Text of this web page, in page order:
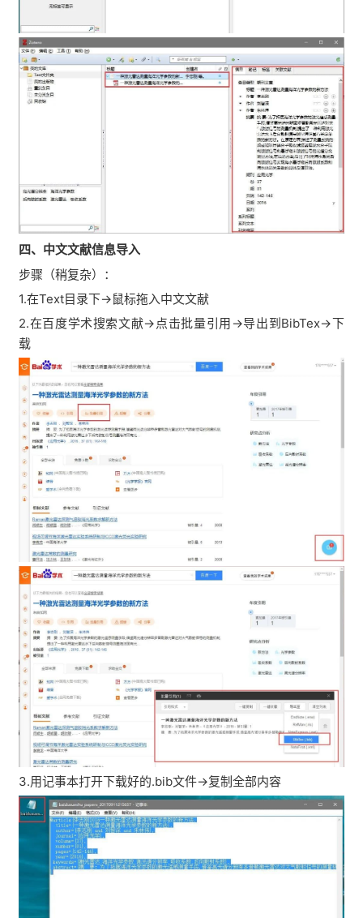
四、中文文献信息导入
步骤（稍复杂）：
1.在Text目录下→鼠标拖入中文文献
2.在百度学术搜索文献→点击批量引用→导出到BibTex→下
载
3.用记事本打开下载好的.bib文件→复制全部内容